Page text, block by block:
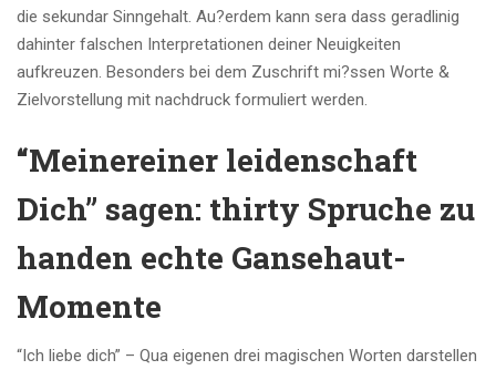
die sekundar Sinngehalt. Au?erdem kann sera dass geradlinig
dahinter falschen Interpretationen deiner Neuigkeiten
aufkreuzen. Besonders bei dem Zuschrift mi?ssen Worte &
Zielvorstellung mit nachdruck formuliert werden.
“Meinereiner leidenschaft
Dich” sagen: thirty Spruche zu
handen echte Gansehaut-
Momente
“Ich liebe dich” – Qua eigenen drei magischen Worten darstellen